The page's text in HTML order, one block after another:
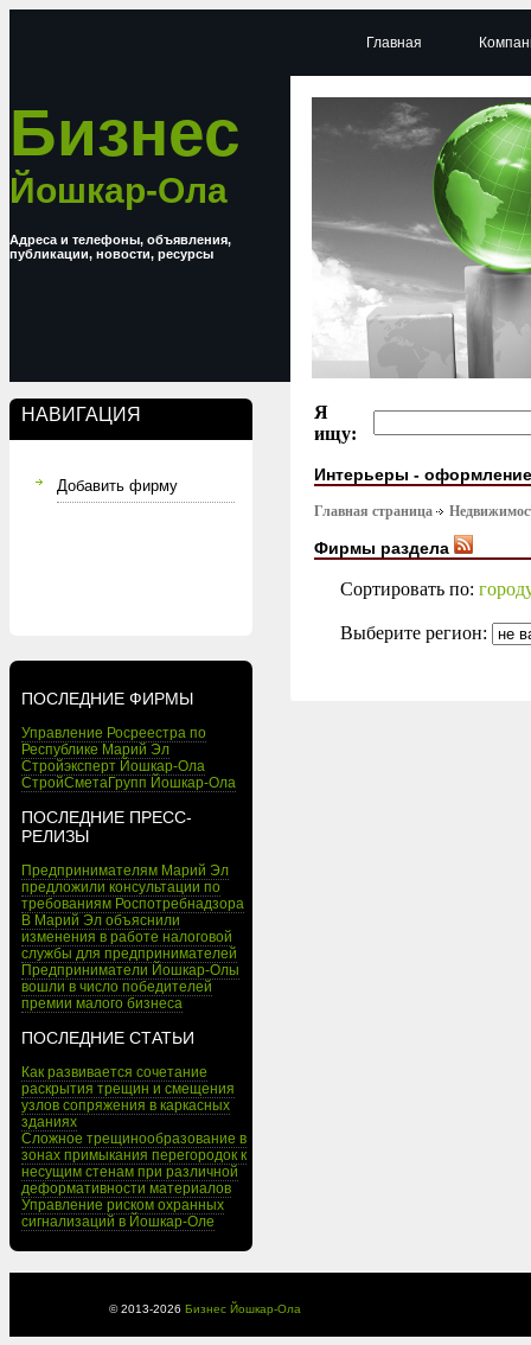
Бизнес
Йошкар-Ола
Адреса и телефоны, объявления,
публикации, новости, ресурсы
НАВИГАЦИЯ
Добавить фирму
ПОСЛЕДНИЕ ФИРМЫ
Управление Росреестра по
Республике Марий Эл
Стройэксперт Йошкар-Ола
СтройСметаГрупп Йошкар-Ола
ПОСЛЕДНИЕ ПРЕСС-
РЕЛИЗЫ
Предпринимателям Марий Эл
предложили консультации по
требованиям Роспотребнадзора
В Марий Эл объяснили
изменения в работе налоговой
службы для предпринимателей
Предприниматели Йошкар-Олы
вошли в число победителей
премии малого бизнеса
ПОСЛЕДНИЕ СТАТЬИ
Как развивается сочетание
раскрытия трещин и смещения
узлов сопряжения в каркасных
зданиях
Сложное трещинообразование в
зонах примыкания перегородок к
несущим стенам при различной
деформативности материалов
Управление риском охранных
сигнализаций в Йошкар-Оле
Главная
Я
ищу:
Интерьеры -
Главная страница
Фирмы раздела
Сортировать по:
Выберите регион:
© 2013-2026 Бизнес Йошкар-Ола